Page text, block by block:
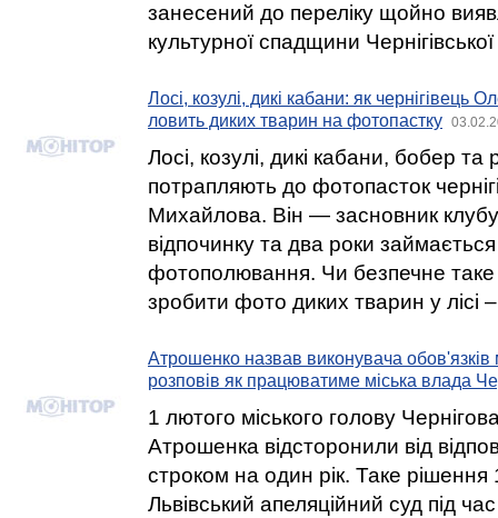
занесений до переліку щойно
культурної спадщини Чернігівської
Лосі, козулі, дикі кабани: як чернігівець
ловить диких тварин на фотопастку
Лосі, козулі, дикі кабани, бобер та
потрапляють до фотопасток
Михайлова. Він — засновник
відпочинку та два роки
фотополювання. Чи безпечне таке
зробити фото диких тварин у лісі
Атрошенко назвав виконувача обов'язків
розповів як працюватиме міська влада
1 лютого міського голову
Атрошенка відсторонили від
строком на один рік. Таке
Львівський апеляційний суд під